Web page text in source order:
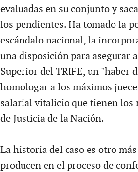
evaluadas en su conjunto y
los pendientes. Ha tomado la
escándalo nacional, la
una disposición para asegurar
Superior del TRIFE, un "haber
homologar a los máximos
salarial vitalicio que tienen los
de Justicia de la Nación.
La historia del caso es otro más
producen en el proceso de